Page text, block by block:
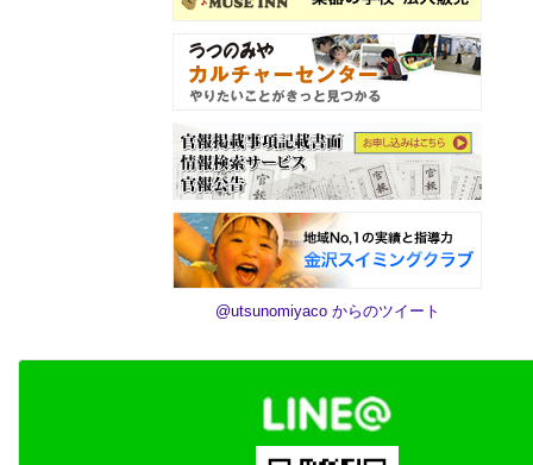
@utsunomiyaco からのツイート